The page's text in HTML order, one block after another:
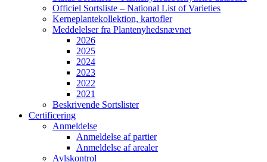
Officiel Sortsliste – National List of Varieties
Kerneplantekollektion, kartofler
Meddelelser fra Plantenyhedsnævnet
2026
2025
2024
2023
2022
2021
Beskrivende Sortslister
Certificering
Anmeldelse
Anmeldelse af partier
Anmeldelse af arealer
Avlskontrol